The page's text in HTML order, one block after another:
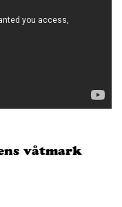
våtmark